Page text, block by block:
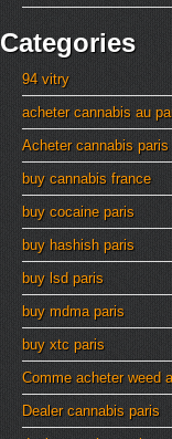
Categories
94 vitry
acheter cannabis au
Acheter cannabis paris
buy cannabis france
buy cocaine paris
buy hashish paris
buy lsd paris
buy mdma paris
buy xtc paris
Comme acheter weed
Dealer cannabis paris